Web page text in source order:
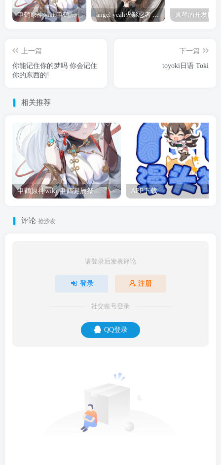
申鹤原神wiki 申鹤诞辰祭 angel yeah火影忍者 Angel
上一篇
你能记住你的梦吗 你会记住
你的东西的!
下一篇
toyoki日语 Toki
相关推荐
申鹤原神wiki 申鹤诞辰祭 APP下载
评论 抢沙发
请登录后发表评论
登录 注册
社交账号登录
QQ登录